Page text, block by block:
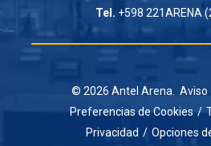
Tel. +598 221ARENA
© 2026 Antel Arena. Aviso
Preferencias de Cookies /
Privacidad / Opciones